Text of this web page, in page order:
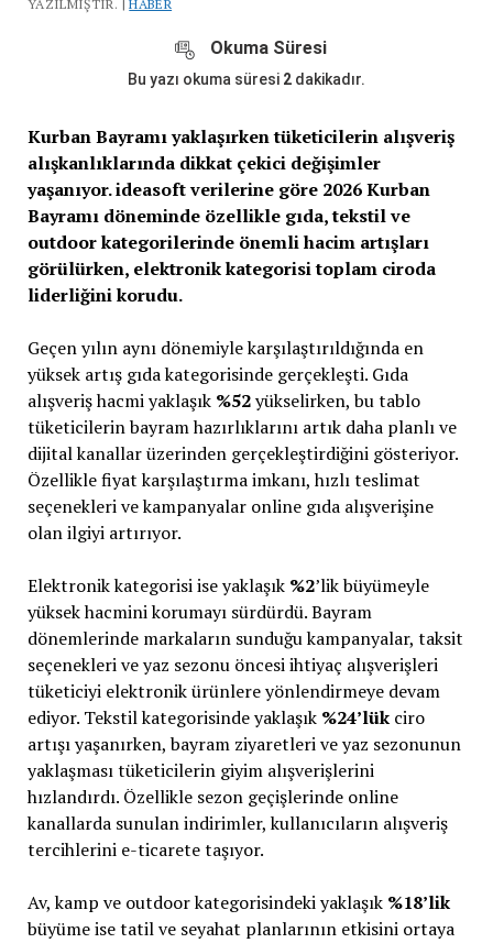
YAZILMIŞTIR. |HABER
Okuma Süresi
Bu yazı okuma süresi 2 dakikadır.
Kurban Bayramı yaklaşırken tüketicilerin alışveriş
alışkanlıklarında dikkat çekici değişimler
yaşanıyor. ideasoft verilerine göre 2026 Kurban
Bayramı döneminde özellikle gıda, tekstil ve
outdoor kategorilerinde önemli hacim artışları
görülürken, elektronik kategorisi toplam ciroda
liderliğini korudu.
Geçen yılın aynı dönemiyle karşılaştırıldığında en
yüksek artış gıda kategorisinde gerçekleşti. Gıda
alışveriş hacmi yaklaşık %52yükselirken, bu tablo
tüketicilerin bayram hazırlıklarını artık daha planlı ve
dijital kanallar üzerinden gerçekleştirdiğini gösteriyor.
Özellikle fiyat karşılaştırma imkanı, hızlı teslimat
seçenekleri ve kampanyalar online gıda alışverişine
olan ilgiyi artırıyor.
Elektronik kategorisi ise yaklaşık %2’lik büyümeyle
yüksek hacmini korumayı sürdürdü. Bayram
dönemlerinde markaların sunduğu kampanyalar, taksit
seçenekleri ve yaz sezonu öncesi ihtiyaç alışverişleri
tüketiciyi elektronik ürünlere yönlendirmeye devam
ediyor. Tekstil kategorisinde yaklaşık %24’lükciro
artışı yaşanırken, bayram ziyaretleri ve yaz sezonunun
yaklaşması tüketicilerin giyim alışverişlerini
hızlandırdı. Özellikle sezon geçişlerinde online
kanallarda sunulan indirimler, kullanıcıların alışveriş
tercihlerini e-ticarete taşıyor.
Av, kamp ve outdoor kategorisindeki yaklaşık %18’lik
büyüme ise tatil ve seyahat planlarının etkisini ortaya